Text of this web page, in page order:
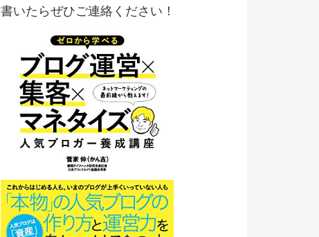
書いたらぜひご連絡ください！